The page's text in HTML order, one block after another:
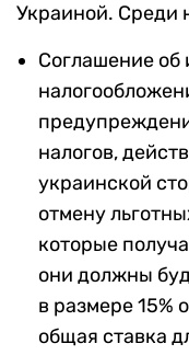
Украиной. Среди
Соглашение об
налогов,
украинской
отмену
которые
они должны
в размере 15%
общая ставка